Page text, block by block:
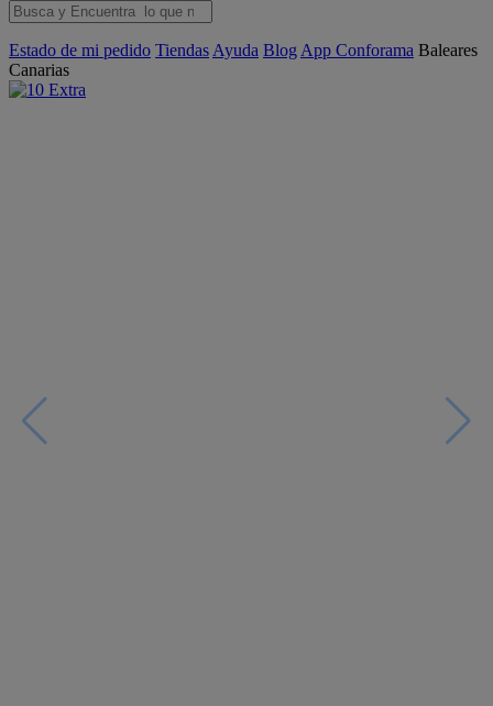
Estado de mi pedido Tiendas Ayuda Blog App Conforama Baleares
Canarias